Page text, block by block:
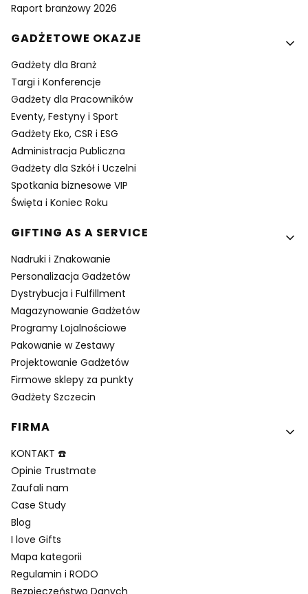
Raport branżowy 2026
GADŻETOWE OKAZJE
Gadżety dla Branż
Targi i Konferencje
Gadżety dla Pracowników
Eventy, Festyny i Sport
Gadżety Eko, CSR i ESG
Administracja Publiczna
Gadżety dla Szkół i Uczelni
Spotkania biznesowe VIP
Święta i Koniec Roku
GIFTING AS A SERVICE
Nadruki i Znakowanie
Personalizacja Gadżetów
Dystrybucja i Fulfillment
Magazynowanie Gadżetów
Programy Lojalnościowe
Pakowanie w Zestawy
Projektowanie Gadżetów
Firmowe sklepy za punkty
Gadżety Szczecin
FIRMA
KONTAKT ☎️
Opinie Trustmate
Zaufali nam
Case Study
Blog
I love Gifts
Mapa kategorii
Regulamin i RODO
Bezpieczeństwo Danych